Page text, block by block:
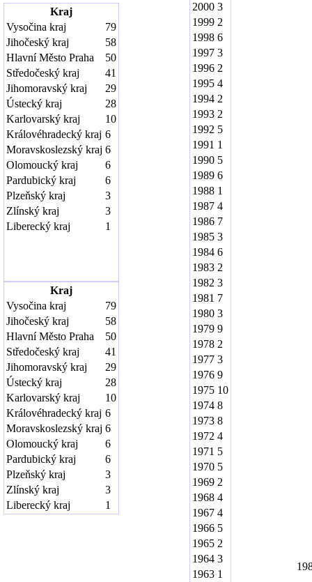
Kraj
Vysočina kraj
79
Jihočeský kraj
58
Hlavní Město Praha
50
Středočeský kraj
41
Jihomoravský kraj
29
Ústecký kraj
28
Karlovarský kraj
10
Královéhradecký kraj 6
Moravskoslezský kraj 6
Olomoucký kraj
6
Pardubický kraj
6
Plzeňský kraj
3
Zlínský kraj
3
Liberecký kraj
1
Kraj
Vysočina kraj
79
Jihočeský kraj
58
Hlavní Město Praha
50
Středočeský kraj
41
Jihomoravský kraj
29
Ústecký kraj
28
Karlovarský kraj
10
Královéhradecký kraj 6
Moravskoslezský kraj 6
Olomoucký kraj
6
Pardubický kraj
6
Plzeňský kraj
3
Zlínský kraj
3
Liberecký kraj
1
2000 3
1999 2
1998 6
1997 3
1996 2
1995 4
1994 2
1993 2
1992 5
1991 1
1990 5
1989 6
1988 1
1987 4
1986 7
1985 3
1984 6
1983 2
1982 3
1981 7
1980 3
1979 9
1978 2
1977 3
1976 9
1975 10
1974 8
1973 8
1972 4
1971 5
1970 5
1969 2
1968 4
1967 4
1966 5
1965 2
1964 3
1963 1